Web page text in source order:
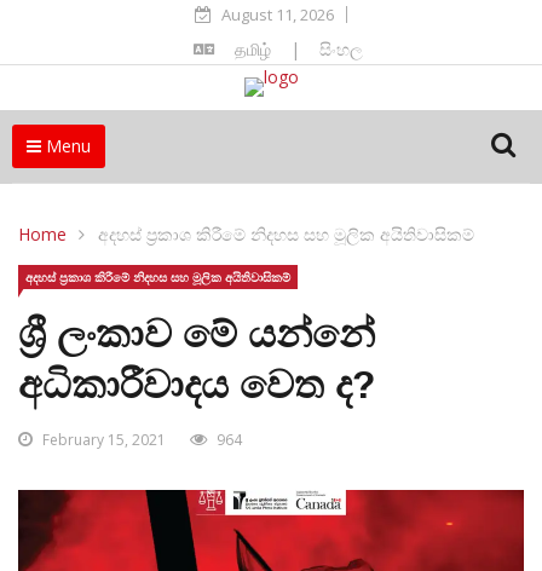
August 11, 2026
தமிழ் | සිංහල
Menu
Home අදහස් ප්‍රකාශ කිරීමේ නිදහස සහ මූලික අයිතිවාසිකම්
අදහස් ප්‍රකාශ කිරීමේ නිදහස සහ මූලික අයිතිවාසිකම්
ශ්‍රී ලංකාව මේ යන්නේ
අධිකාරීවාදය වෙත ද?
February 15, 2021 964